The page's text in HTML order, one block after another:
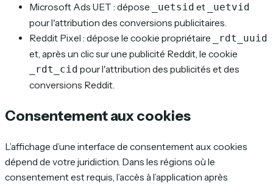
Microsoft Ads UET : dépose _uetsid et _uetvid
pour l'attribution des conversions publicitaires.
Reddit Pixel : dépose le cookie propriétaire
_rdt_uuid
et, après un clic sur une publicité Reddit, le cookie
_rdt_cid pour l'attribution des publicités et des
conversions Reddit.
Consentement aux cookies
L’affichage d’une interface de consentement aux cookies
dépend de votre juridiction. Dans les régions où le
consentement est requis, l’accès à l’application après